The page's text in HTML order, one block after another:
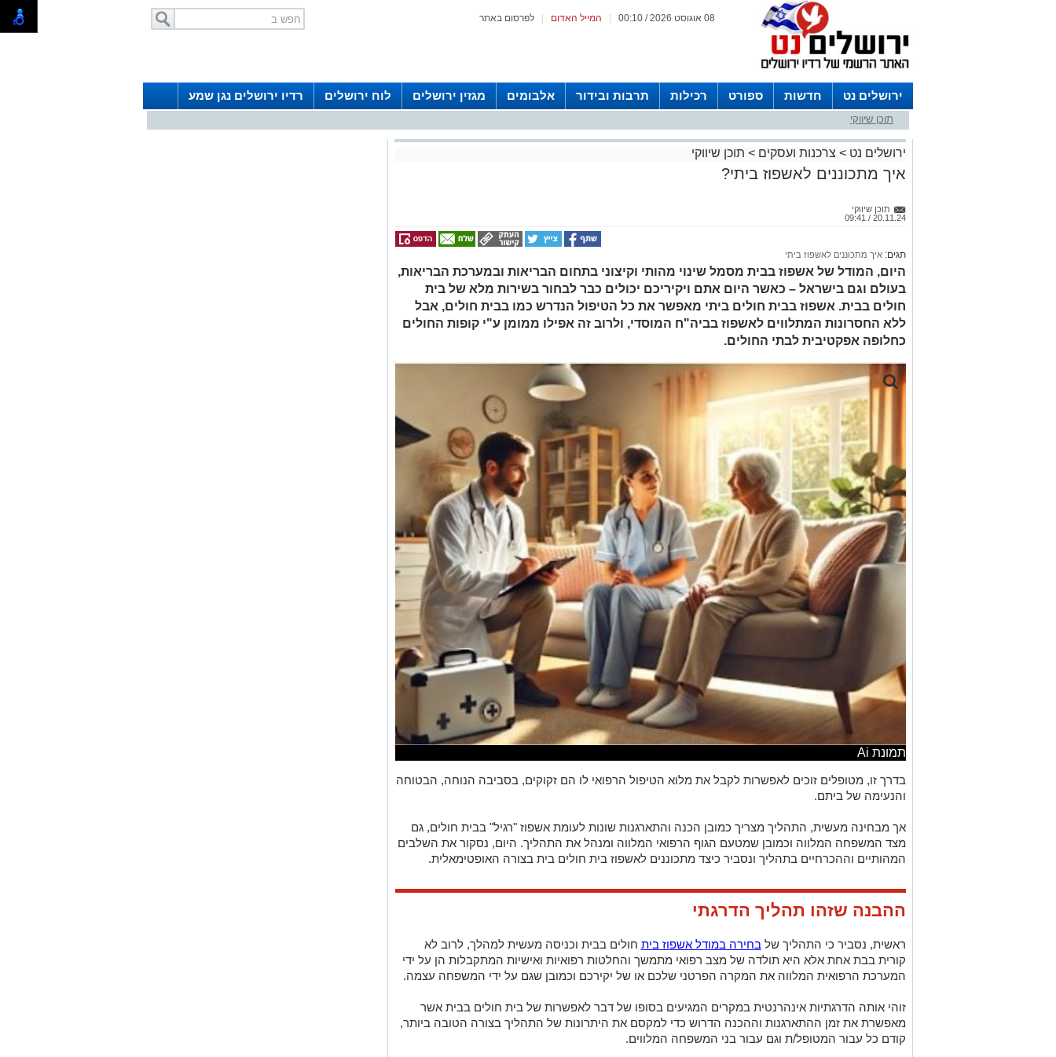
לפרסום באתר המייל האדום 08 אוגוסט 2026 / 00:10
ירושלים נט חדשות ספורט רכילות תרבות ובידור אלבומים מגזין ירושלים לוח ירושלים
רדיו ירושלים נגן שמע
לפרסום ברדיו צרו קשר
תוכן שיווקי
ירושלים נט> צרכנות ועסקים > תוכן שיווקי
איך מתכוננים לאשפוז ביתי?
תוכן שיווקי
20.11.24 / 09:41
תגים:איך מתכוננים לאשפוז ביתי
היום, המודל של אשפוז בבית מסמל שינוי מהותי וקיצוני בתחום הבריאות ובמערכת הבריאות,
בעולם וגם בישראל – כאשר היום אתם ויקיריכם יכולים כבר לבחור בשירות מלא של בית
חולים בבית. אשפוז בבית חולים ביתי מאפשר את כל הטיפול הנדרש כמו בבית חולים, אבל
ללא החסרונות המתלווים לאשפוז בביה"ח המוסדי, ולרוב זה אפילו ממומן ע"י קופות החולים
כחלופה אפקטיבית לבתי החולים.
תמונת Ai
בדרך זו, מטופלים זוכים לאפשרות לקבל את מלוא הטיפול הרפואי לו הם זקוקים, בסביבה הנוחה, הבטוחה
והנעימה של ביתם.
אך מבחינה מעשית, התהליך מצריך כמובן הכנה והתארגנות שונות לעומת אשפוז "רגיל" בבית חולים, גם
מצד המשפחה המלווה וכמובן שמטעם הגוף הרפואי המלווה ומנהל את התהליך. היום, נסקור את השלבים
המהותיים וההכרחיים בתהליך ונסביר כיצד מתכוננים לאשפוז בית חולים בית בצורה האופטימאלית.
ההבנה שזהו תהליך הדרגתי
ראשית, נסביר כי התהליך שלבחירה במודל אשפוז בית חולים בבית וכניסה מעשית למהלך, לרוב לא
קורית בבת אחת אלא היא תולדה של מצב רפואי מתמשך והחלטות רפואיות ואישיות המתקבלות הן על ידי
המערכת הרפואית המלווה את המקרה הפרטני שלכם או של יקירכם וכמובן שגם על ידי המשפחה עצמה.
זוהי אותה הדרגתיות אינהרנטית במקרים המגיעים בסופו של דבר לאפשרות של בית חולים בבית אשר
מאפשרת את זמן ההתארגנות וההכנה הדרוש כדי למקסם את היתרונות של התהליך בצורה הטובה ביותר,
קודם כל עבור המטופל/ת וגם עבור בני המשפחה המלווים.